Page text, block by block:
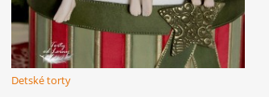
Detské torty